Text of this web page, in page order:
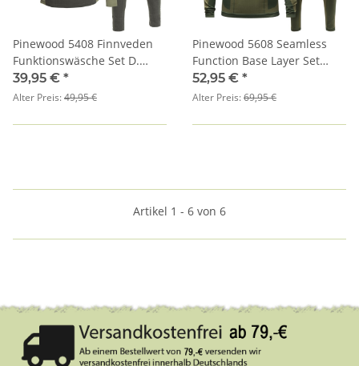
Pinewood 5408 Finnveden
Funktionswäsche Set D.
Grün/Blattgrün
39,95 € *
Alter Preis:49,95 €
Pinewood 5608 Seamless
Function Base Layer Set
Herren Olive Green (770)
52,95 € *
Alter Preis:69,95 €
Artikel 1 - 6 von 6